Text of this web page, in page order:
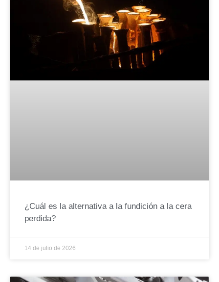
¿Cuál es la alternativa a la fundición a la cera
perdida?
14 de julio de 2026